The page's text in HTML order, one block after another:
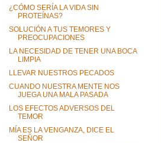
¿CÓMO SERÍA LA VIDA SIN
PROTEÍNAS?
SOLUCIÓN A TUS TEMORES Y
PREOCUPACIONES
LA NECESIDAD DE TENER UNA BOCA
LIMPIA
LLEVAR NUESTROS PECADOS
CUANDO NUESTRA MENTE NOS
JUEGA UNA MALA PASADA
LOS EFECTOS ADVERSOS DEL
TEMOR
MÍA ES LA VENGANZA, DICE EL
SEÑOR